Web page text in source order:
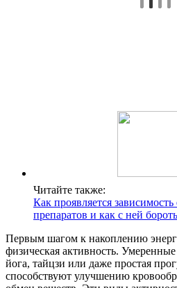
Читайте также:
Как проявляется
препаратов и как с ней
Первым шагом к накоплению
физическая активность.
йога, тайцзи или даже простая
способствуют улучшению